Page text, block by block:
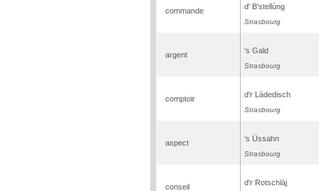
commande d' B'stellùng
Strasbourg
argent 's Gald
Strasbourg
comptoir d'r Làdedisch
Strasbourg
aspect 's Üssahn
Strasbourg
conseil d'r Rotschlàj